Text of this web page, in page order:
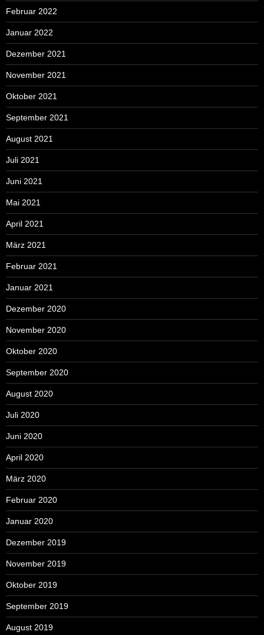
Februar 2022
Januar 2022
Dezember 2021
November 2021
Oktober 2021
September 2021
August 2021
Juli 2021
Juni 2021
Mai 2021
April 2021
März 2021
Februar 2021
Januar 2021
Dezember 2020
November 2020
Oktober 2020
September 2020
August 2020
Juli 2020
Juni 2020
April 2020
März 2020
Februar 2020
Januar 2020
Dezember 2019
November 2019
Oktober 2019
September 2019
August 2019